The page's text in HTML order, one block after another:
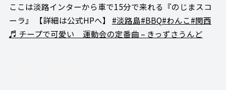
ここは淡路インターから車で15分で来れる『のじまスコ
ーラ』 【詳細は公式HPへ】 #淡路島#BBQ#わんこ#関西
♬ チープで可愛い 運動会の定番曲 – きっずさうんど